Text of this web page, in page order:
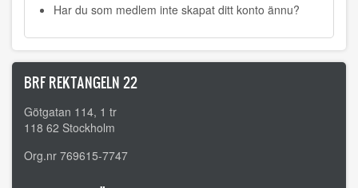
Har du som medlem inte skapat ditt konto ännu?
BRF REKTANGELN 22
Götgatan 114, 1 tr
118 62 Stockholm
Org.nr 769615-7747